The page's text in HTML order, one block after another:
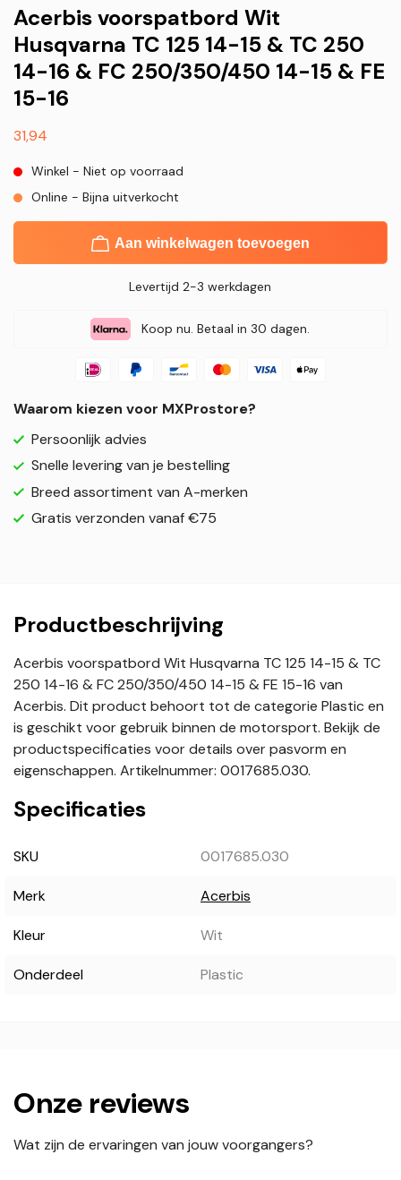
Acerbis voorspatbord Wit
Husqvarna TC 125 14-15 & TC 250
14-16 & FC 250/350/450 14-15 & FE
15-16
Normale
31,94
Winkel - Niet op voorraad
Online - Bijna uitverkocht
Aan winkelwagen toevoegen
Levertijd 2-3 werkdagen
Koop nu. Betaal in 30 dagen.
Waarom kiezen voor MXProstore?
Persoonlijk advies
Snelle levering van je bestelling
Breed assortiment van A-merken
Gratis verzonden vanaf €75
Productbeschrijving
Acerbis voorspatbord Wit Husqvarna TC 125 14-15 & TC
250 14-16 & FC 250/350/450 14-15 & FE 15-16 van
Acerbis. Dit product behoort tot de categorie Plastic en
is geschikt voor gebruik binnen de motorsport. Bekijk de
productspecificaties voor details over pasvorm en
eigenschappen. Artikelnummer: 0017685.030.
Specificaties
SKU 0017685.030
Merk Acerbis
Kleur Wit
Onderdeel Plastic
Onze reviews
Wat zijn de ervaringen van jouw voorgangers?